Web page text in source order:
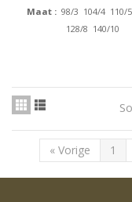
Maat : 98/3 104/4 110/
128/8 140/10
« Vorige 1